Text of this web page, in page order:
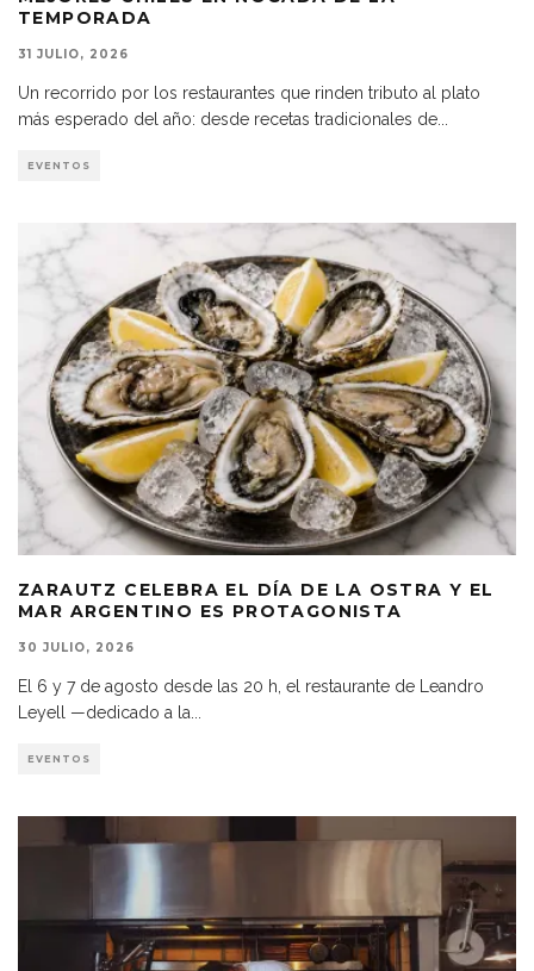
TEMPORADA
31 JULIO, 2026
Un recorrido por los restaurantes que rinden tributo al plato
más esperado del año: desde recetas tradicionales de...
EVENTOS
ZARAUTZ CELEBRA EL DÍA DE LA OSTRA Y EL
MAR ARGENTINO ES PROTAGONISTA
30 JULIO, 2026
El 6 y 7 de agosto desde las 20 h, el restaurante de Leandro
Leyell —dedicado a la
EVENTOS